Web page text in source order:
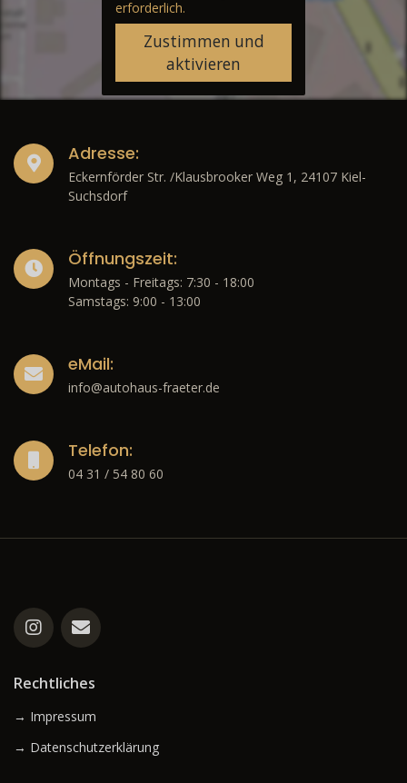
erforderlich.
Zustimmen und
aktivieren
Adresse:
Eckernförder Str. /Klausbrooker Weg 1, 24107 Kiel-
Suchsdorf
Öffnungszeit:
Montags - Freitags: 7:30 - 18:00
Samstags: 9:00 - 13:00
eMail:
info@autohaus-fraeter.de
Telefon:
04 31 / 54 80 60
Rechtliches
→ Impressum
→ Datenschutzerklärung